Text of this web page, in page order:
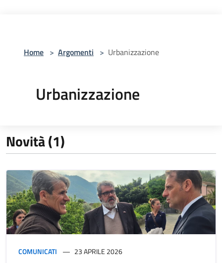
Home > Argomenti > Urbanizzazione
Urbanizzazione
Novità (1)
COMUNICATI 23 APRILE 2026